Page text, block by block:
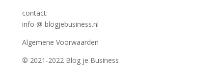
contact:
info @ blogjebusiness.nl
Algemene Voorwaarden
© 2021-2022 Blog je Business